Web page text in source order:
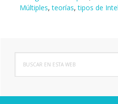
Múltiples,teorías,tipos de
Barra
lateral
principal
esta